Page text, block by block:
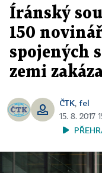
Íránský
150
spojených
zemi
ČTK, fel
15. 8. 2017